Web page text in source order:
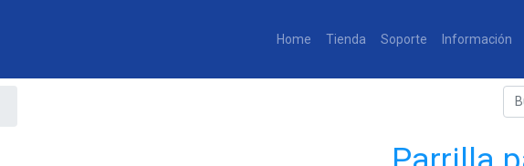
Home Tienda Soporte Información